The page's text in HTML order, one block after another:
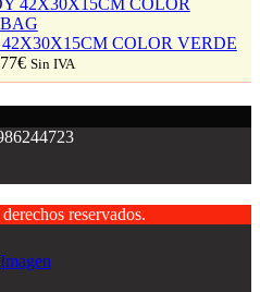
COLOR VERDE
€ Sin IVA
reservados.